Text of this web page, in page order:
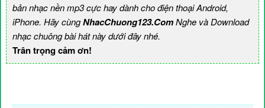
bản nhạc nền mp3 cực hay dành cho điện thoại Android,
iPhone. Hãy cùngNhacChuong123.ComNghe và Download
nhạc chuông bài hát này dưới đây nhé.
Trân trọng cảm ơn!